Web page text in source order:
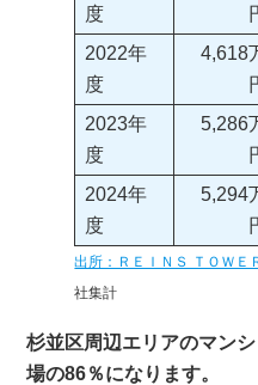
度
2022年
度
4,618
2023年
度
5,286
2024年
度
5,294
出所：ＲＥＩＮＳ ＴＯＷＥ
社集計
杉並区周辺エリアのマン
場の86％になります。